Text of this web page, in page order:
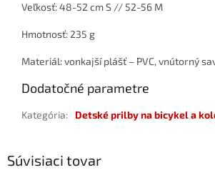
Veľkosť: 48-52 cm S // 52-56 M
Hmotnosť: 235 g
Materiál: vonkajší plášť – PVC, vnútorný
Dodatočné parametre
Kategória: Detské prilby na bicykel a
Súvisiaci tovar